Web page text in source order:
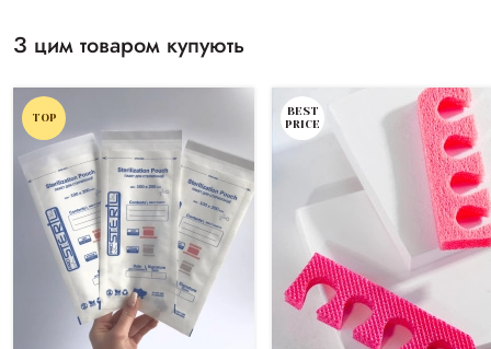
З цим товаром купують
TOP
BEST
PRICE